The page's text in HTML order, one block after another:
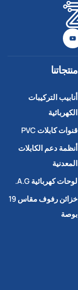
منتجاتنا
أنابيب التركيبات
الكهربائية
قنوات كابلات PVC
أنظمة دعم الكابلات
المعدنية
لوحات كهربائية A.G.
خزائن رفوف مقاس 19
بوصة